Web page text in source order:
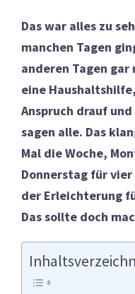
Das war alles zu
manchen Tagen
anderen Tagen gar
eine
Anspruch drauf
sagen alle. Das
Mal die Woche,
Donnerstag für
der Erleichterung
Das sollte doch